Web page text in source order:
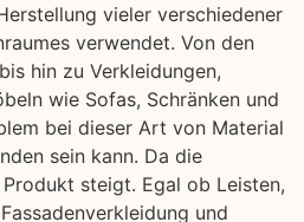
vieler verschiedener
verwendet. Von den
hin zu Verkleidungen,
wie Sofas, Schränken und
bei dieser Art von Material
sein kann. Da die
steigt. Egal ob Leisten,
und